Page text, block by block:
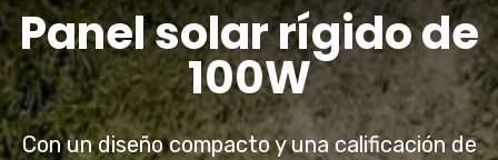
Panel solar rígido de
100W
Con un diseño compacto y una calificación de